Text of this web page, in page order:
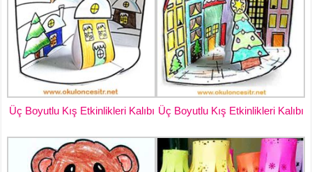
Üç Boyutlu Kış Etkinlikleri Kalıbı Üç Boyutlu Kış Etkinlikleri Kalıbı